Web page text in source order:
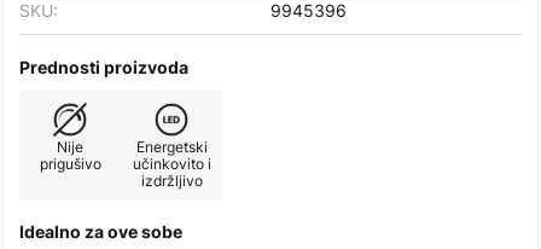
SKU:
9945396
Prednosti proizvoda
Nije
prigušivo
Energetski
učinkovito i
izdržljivo
Idealno za ove sobe